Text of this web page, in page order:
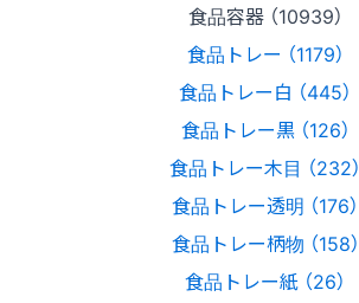
食品容器 （10939）
食品トレー （1179）
食品トレー白 （445）
食品トレー黒 （126）
食品トレー木目 （232）
食品トレー透明 （176）
食品トレー柄物 （158）
食品トレー紙 （26）